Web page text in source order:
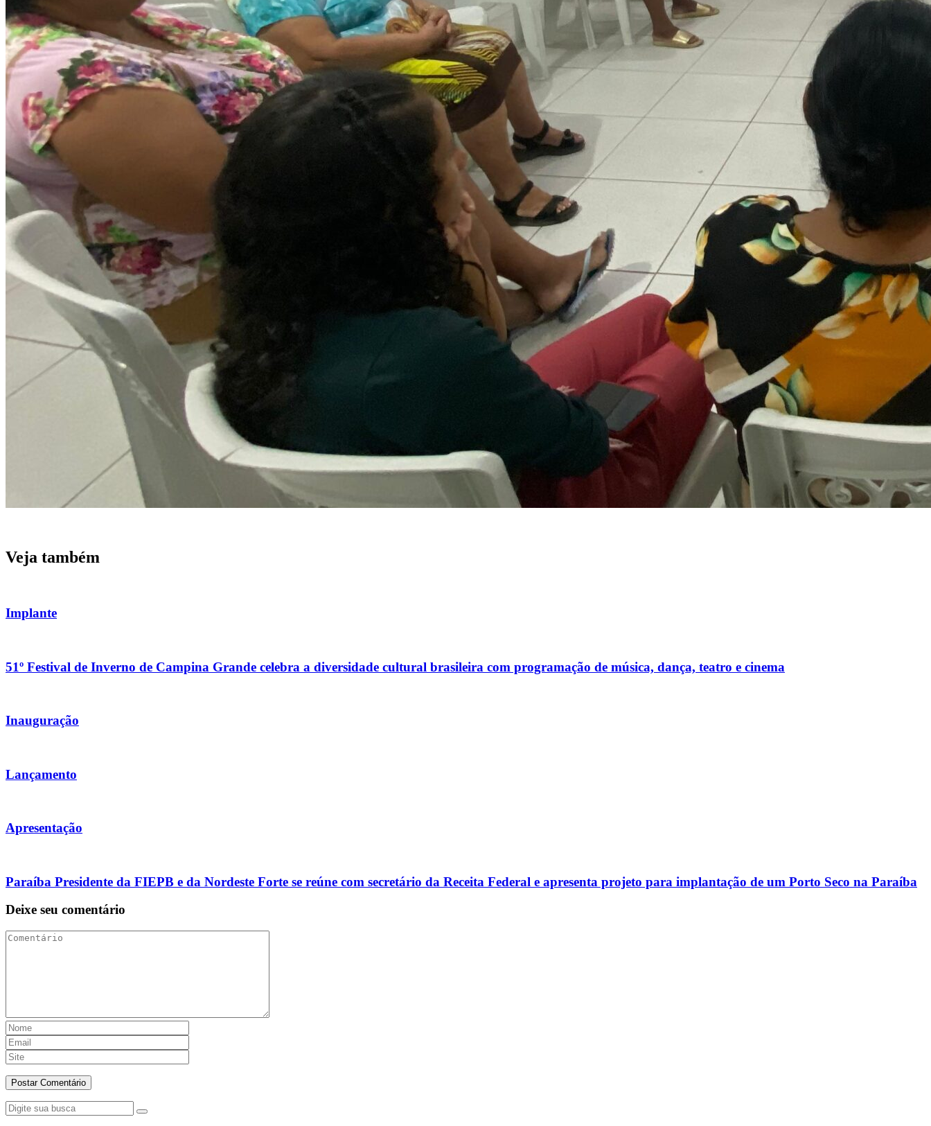
Veja também
Implante
51º Festival de Inverno de Campina Grande celebra a diversidade cultural brasileira com programação de música, dança, teatro e cinema
Inauguração
Lançamento
Apresentação
Paraíba Presidente da FIEPB e da Nordeste Forte se reúne com secretário da Receita Federal e apresenta projeto para implantação de um Porto Seco na Paraíba
Deixe seu comentário